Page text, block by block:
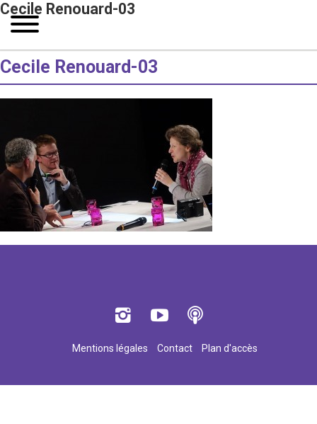
Cecile Renouard-03
Cecile Renouard-03
Mentions légales Contact Plan d'accès